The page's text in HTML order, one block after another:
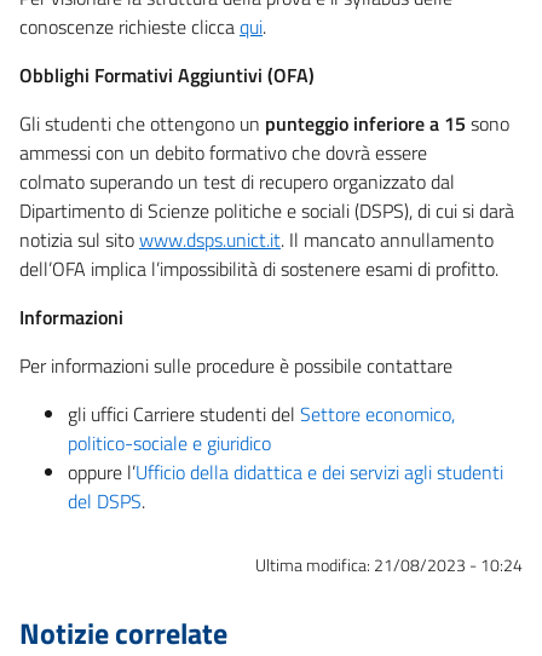
conoscenze richieste cliccaqui.
Obblighi Formativi Aggiuntivi (OFA)
Gli studenti che ottengono un punteggio inferiore a 15 sono
ammessi con un debito formativo che dovrà essere
colmato superando un test di recupero organizzato dal
Dipartimento di Scienze politiche e sociali (DSPS), di cui si darà
notizia sul sitowww.dsps.unict.it. Il mancato annullamento
dell’OFA implica l’impossibilità di sostenere esami di profitto.
Informazioni
Per informazioni sulle procedure è possibile contattare
gli uffici Carriere studenti del Settore economico,
politico-sociale e giuridico
oppure l’Ufficio della didattica e dei servizi agli studenti
del DSPS.
Ultima modifica: 21/08/2023 - 10:24
Notizie correlate